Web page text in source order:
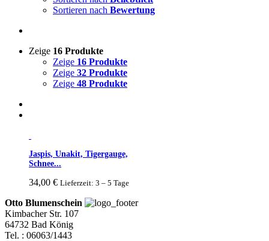
Sortieren nach Bewertung
Zeige 16 Produkte
Zeige 16 Produkte
Zeige 32 Produkte
Zeige 48 Produkte
Jaspis, Unakit, Tigergauge,
Schnee...
34,00 € Lieferzeit: 3 – 5 Tage
Otto Blumenschein
Kimbacher Str. 107
64732 Bad König
Tel. : 06063/1443